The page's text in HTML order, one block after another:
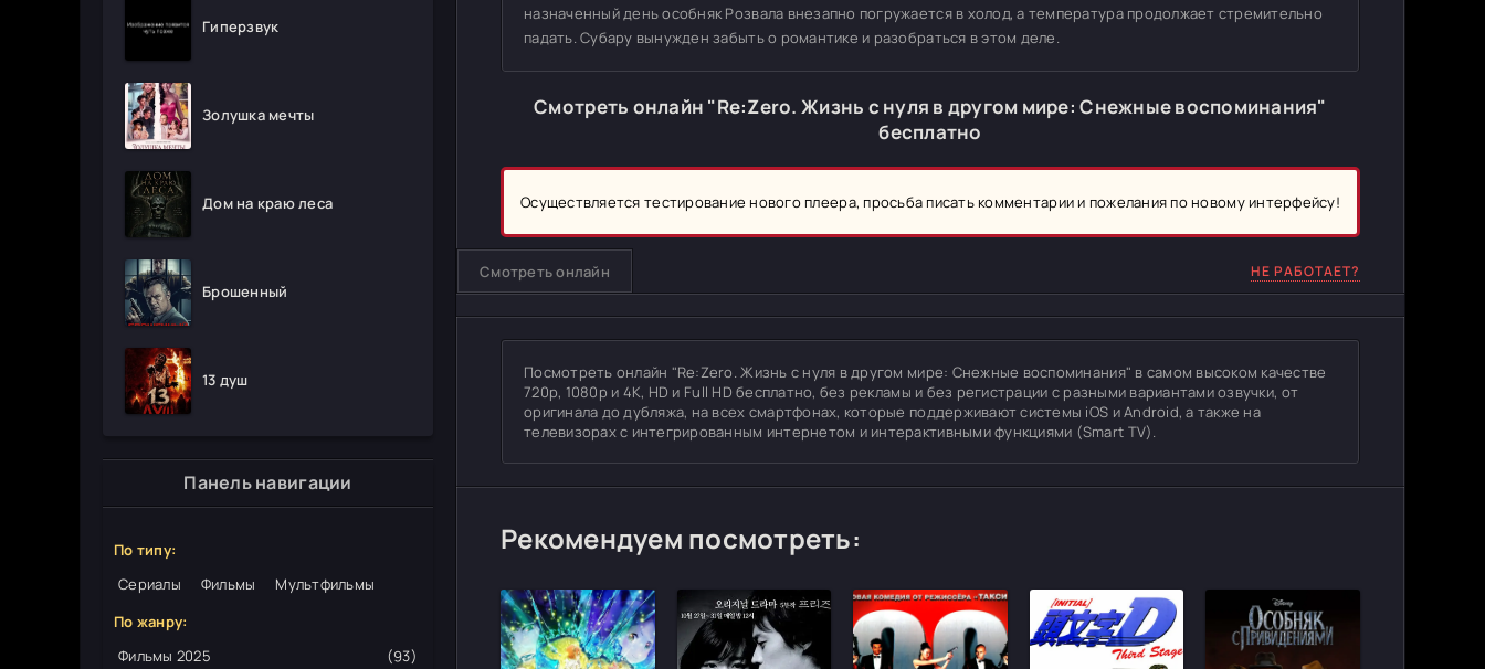
Гиперзвук
Золушка мечты
Дом на краю леса
Брошенный
13 душ
Панель навигации
По типу:
Сериалы
Фильмы
Мультфильмы
По жанру:
Фильмы 2025
(93)
назначенный день особняк Розвала внезапно погружается в холод, а температура продолжает стремительно
падать. Субару вынужден забыть о романтике и разобраться в этом деле.
Смотреть онлайн "Re:Zero. Жизнь с нуля в другом мире: Снежные воспоминания"
бесплатно
Осуществляется тестирование нового плеера, просьба писать комментарии и пожелания по новому интерфейсу!
Смотреть онлайн НЕ РАБОТАЕТ?
Посмотреть онлайн "Re:Zero. Жизнь с нуля в другом мире: Снежные воспоминания" в самом высоком качестве
720p, 1080p и 4K, HD и Full HD бесплатно, без рекламы и без регистрации с разными вариантами озвучки, от
оригинала до дубляжа, на всех смартфонах, которые поддерживают системы iOS и Android, а также на
телевизорах с интегрированным интернетом и интерактивными функциями (Smart TV).
Рекомендуем посмотреть: